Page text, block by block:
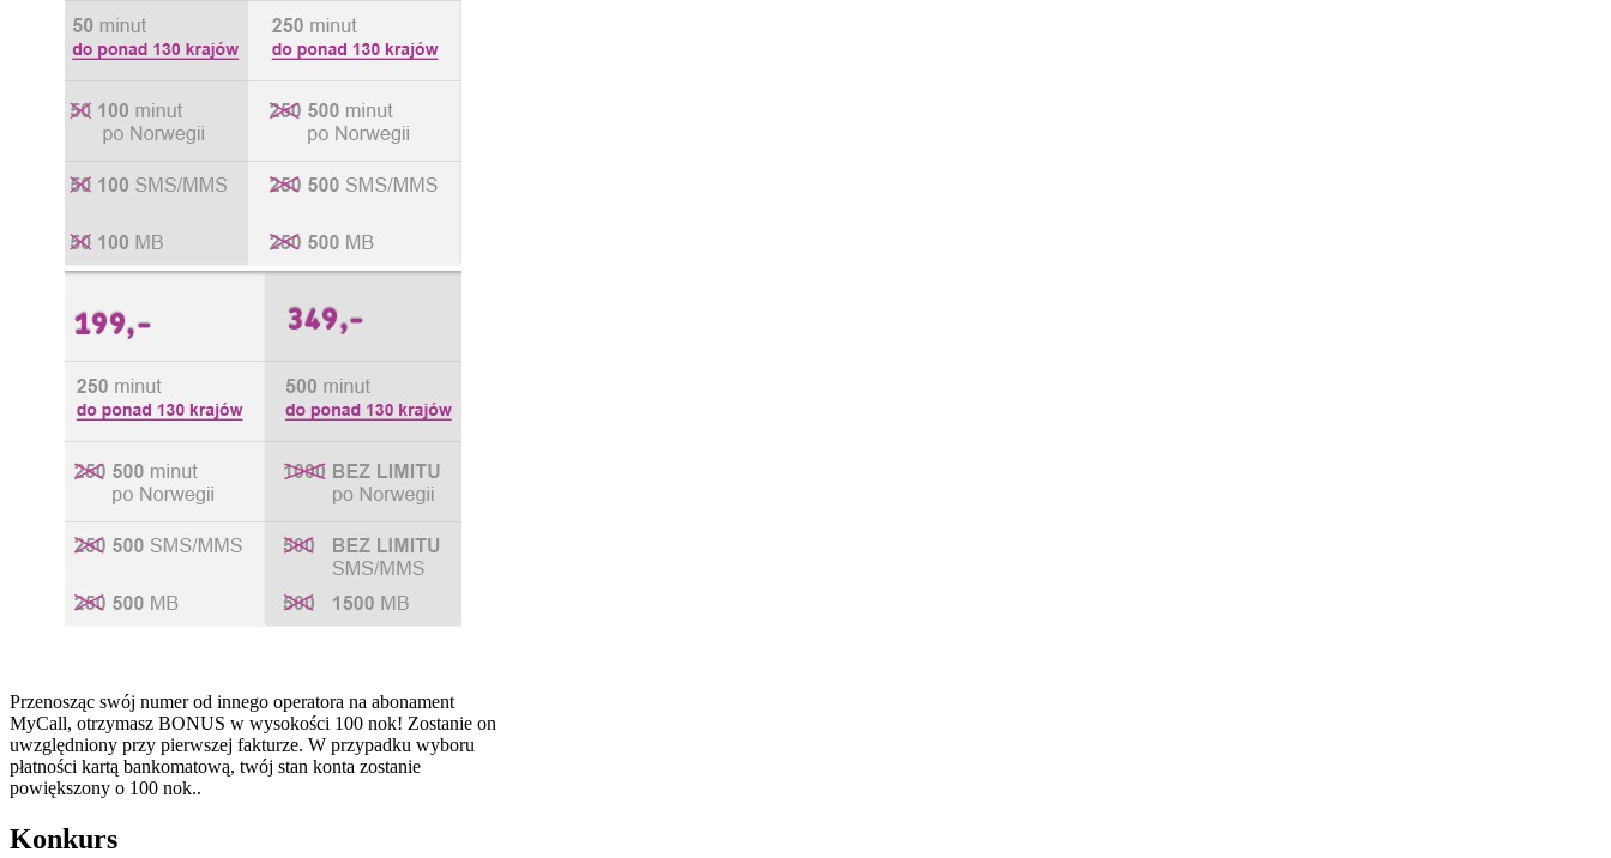
Przenosząc swój numer od innego operatora na abonament
MyCall, otrzymasz BONUS w wysokości 100 nok! Zostanie on
uwzględniony przy pierwszej fakturze. W przypadku wyboru
płatności kartą bankomatową, twój stan konta zostanie
powiększony o 100 nok..
Konkurs